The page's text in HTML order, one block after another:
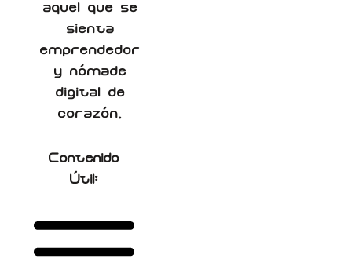
aquel que se
sienta
emprendedor
y nómade
digital de
corazón.
Contenido
Útil: